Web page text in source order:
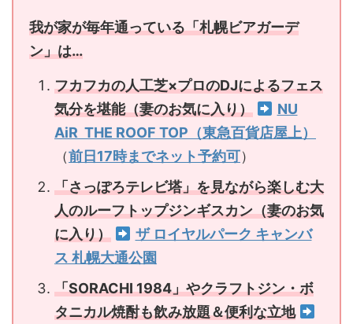
我が家が毎年通っている「札幌ビアガーデ
ン」は…
フカフカの人工芝×プロのDJによるフェス
気分を堪能（妻のお気に入り）
NU
AiR THE ROOF TOP（東急百貨店屋上）
（前日17時までネット予約可）
「さっぽろテレビ塔」を見ながら楽しむ大
人のルーフトップジンギスカン（妻のお気
に入り）
ザ ロイヤルパーク キャンバ
ス 札幌大通公園
「SORACHI 1984」やクラフトジン・ボ
タニカル焼酎も飲み放題＆便利な立地